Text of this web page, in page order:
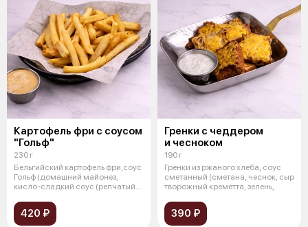
Картофель фри с соусом
"Гольф"
230 г
Бельгийский картофель фри,соус
Гольф (домашний майонез,
кисло-сладкий соус (репчатый
420 ₽
Гренки с чеддером
и чесноком
190 г
Гренки из ржаного хлеба, соус
сметанный (сметана, чеснок, сыр
творожный креметта, зелень,
390 ₽